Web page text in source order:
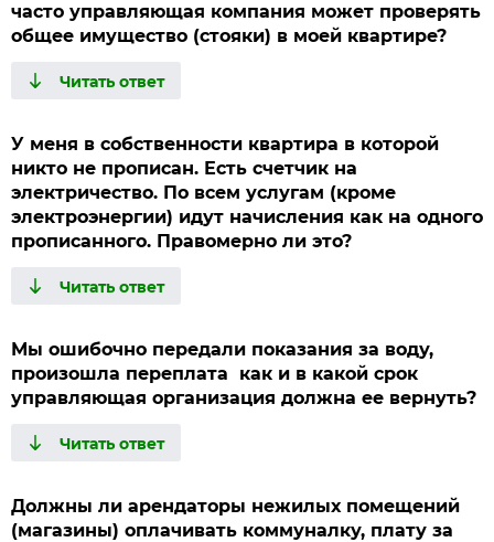
часто управляющая компания может проверять
общее имущество (стояки) в моей квартире?
У меня в собственности квартира в которой
никто не прописан. Есть счетчик на
электричество. По всем услугам (кроме
электроэнергии) идут начисления как на одного
прописанного. Правомерно ли это?
Мы ошибочно передали показания за воду,
произошла переплата как и в какой срок
управляющая организация должна ее вернуть?
Должны ли арендаторы нежилых помещений
(магазины) оплачивать коммуналку, плату за